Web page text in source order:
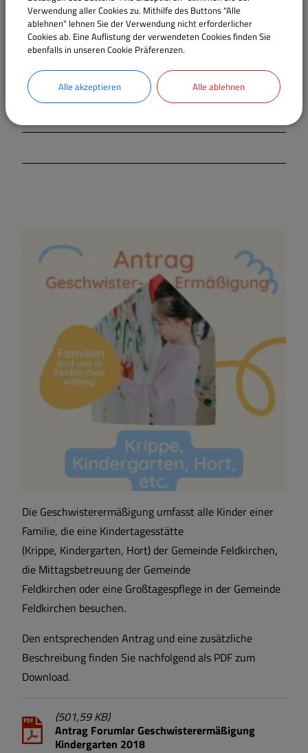
100,00 €
5 Tage
110,00 €
Die Geschwisterermäßigung umfasst alle Kinder einer
Familie, die eine Kindertagesstätte
(Krippe, Kindergarten, Hort) der Gemeinde Feldkirchen,
die Mittagsbetreuung der Gemeinde
Feldkirchen oder eine Großtagespflege in der Gemeinde
Feldkirchen besuchen.
Den entsprechenden Antrag und eine zusätzliche
Beschreibung finden Sie nachfolgend als PDF zum
Download.
(501,59 KB)
Antrag Forumlar Geschwisterermäßigung
Kindergarten 2018
Verwendung aller Cookies zu. Mithilfe des Buttons "Alle
ablehnen" lehnen Sie der Verwendung nicht erforderlicher
Cookies ab. Eine Auflistung der verwendeten Cookies finden Sie
ebenfalls in unseren Cookie Präferenzen.
Alle akzeptieren Alle ablehnen